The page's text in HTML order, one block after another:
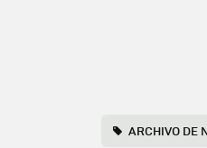
ARCHIVO DE